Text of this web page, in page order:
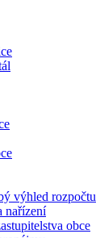
výhled rozpočtu
nařízení
obce